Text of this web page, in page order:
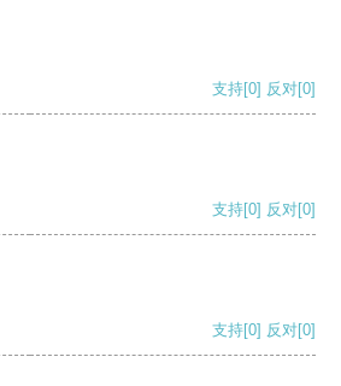
支持[0] 反对[0]
支持[0] 反对[0]
支持[0] 反对[0]